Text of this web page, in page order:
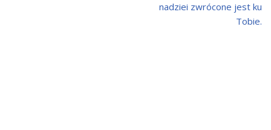
nadziei zwrócone jest ku
Tobie.